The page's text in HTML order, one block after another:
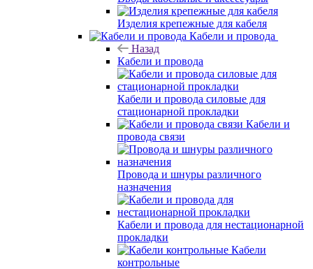
Изделия крепежные для кабеля
Кабели и провода
Назад
Кабели и провода
Кабели и провода силовые для
стационарной прокладки
Кабели и
провода связи
Провода и шнуры различного
назначения
Кабели и провода для нестационарной
прокладки
Кабели
контрольные